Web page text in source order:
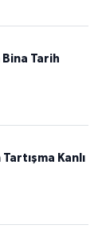
Bina Tarih
Kanlı